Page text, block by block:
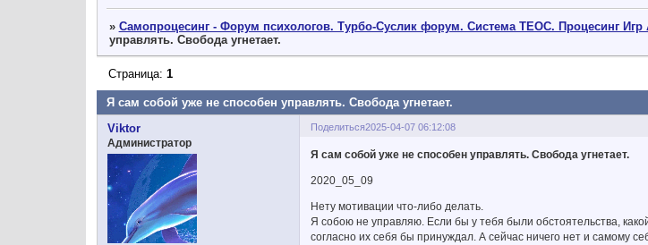
» Самопроцесинг - Форум психологов. Турбо-Суслик форум. Система ТЕОС. Процесинг Игр
управлять. Свобода угнетает.
Я сам собой уже не способен управлять. Свобода угнетает.
Страница: 1
Поделиться2025-04-07 06:12:08
Viktor
Администратор
Я сам собой уже не способен управлять. Свобода угнетает.
2020_05_09
Нету мотивации что-либо делать.
Я собою не управляю. Если бы у тебя были обстоятельства,
согласно их себя бы принуждал. А сейчас ничего нет и самому